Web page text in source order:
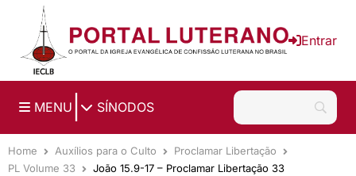
Ir para o conteúdo principal
Entrar
MENU SÍNODOS
Home Auxílios para o Culto
Proclamar Libertação
PL Volume 33
João 15.9-17 – Proclamar Libertação 33